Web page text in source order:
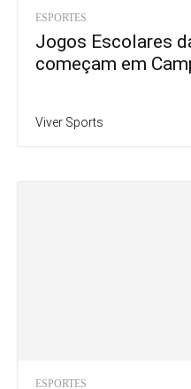
ESPORTES
Jogos Escolares
começam em
Viver Sports
ESPORTES